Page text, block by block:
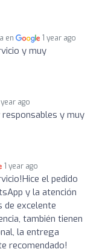
en 1 year ago
y muy
year ago
y muy
1 year ago
el pedido
y la atención
de excelente
también tienen
la entrega
recomendado!